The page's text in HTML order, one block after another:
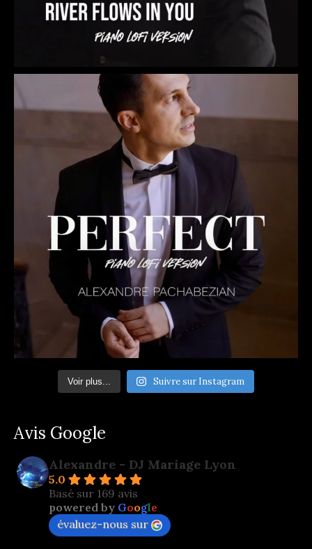
Voir plus... Suivre sur Instagram
Avis Google
Alexandre - DJ Mariage Lyon
5.0
Basé sur 169 avis
powered by Google
évaluez-nous sur